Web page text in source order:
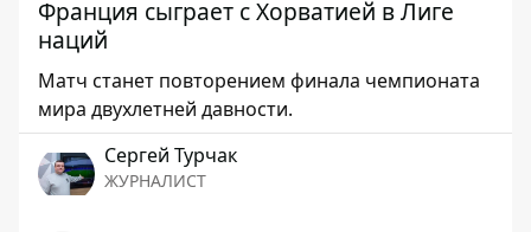
Франция сыграет с Хорватией в Лиге
наций
Матч станет повторением финала чемпионата
мира двухлетней давности.
Сергей Турчак
ЖУРНАЛИСТ